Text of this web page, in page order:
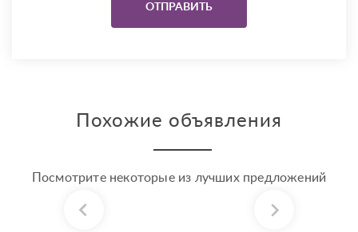
Похожие объявления
Посмотрите некоторые из лучших предложений